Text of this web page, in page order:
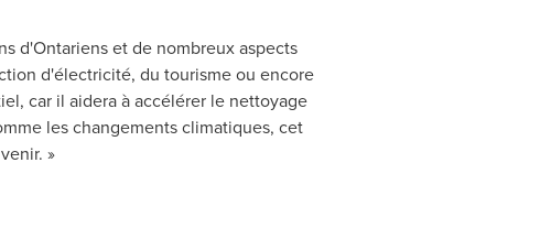
d'Ontariens et de nombreux aspects
d'électricité, du tourisme ou encore
car il aidera à accélérer le nettoyage
les changements climatiques, cet
»